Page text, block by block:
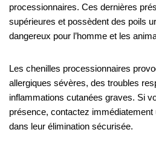
processionnaires. Ces dernières
supérieures et possèdent des poils
dangereux pour l’homme et les
Les chenilles processionnaires
allergiques sévères, des troubles
inflammations cutanées graves. Si
présence, contactez
dans leur élimination sécurisée.